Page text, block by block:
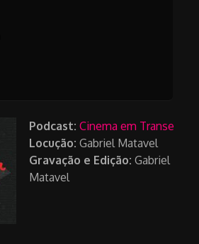
Podcast: Cinema em Transe
Locução: Gabriel Matavel
Gravação e Edição: Gabriel
Matavel